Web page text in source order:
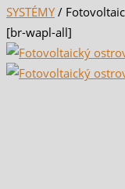
SYSTÉMY/
[br-wapl-all]